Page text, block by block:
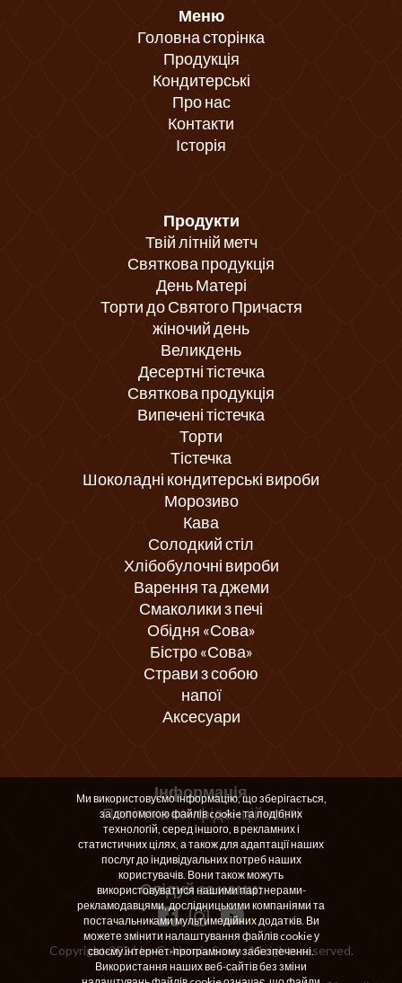
Меню
Головна сторінка
Продукція
Кондитерські
Про нас
Контакти
Історія
Продукти
Твій літній метч
Святкова продукція
День Матері
Торти до Святого Причастя
жіночий день
Великдень
Десертні тістечка
Святкова продукція
Випечені тістечка
Торти
Тістечка
Шоколадні кондитерські вироби
Морозиво
Кава
Солодкий стіл
Хлібобулочні вироби
Варення та джеми
Смаколики з печі
Обідня «Сова»
Бістро «Сова»
Страви з собою
напої
Аксесуари
Інформація
Політика конфіденційності
Слідуй за нами:
Copyright 2026 by Cukiernia Sowa. All rights reserved.
Ми використовуємо інформацію, що зберігається,
за допомогою файлів cookie та подібних
технологій, серед іншого, в рекламних і
статистичних цілях, а також для адаптації наших
послуг до індивідуальних потреб наших
користувачів. Вони також можуть
використовуватися нашими партнерами-
рекламодавцями, дослідницькими компаніями та
постачальниками мультимедійних додатків. Ви
можете змінити налаштування файлів cookie у
своєму інтернет-програмному забезпеченні.
Використання наших веб-сайтів без зміни